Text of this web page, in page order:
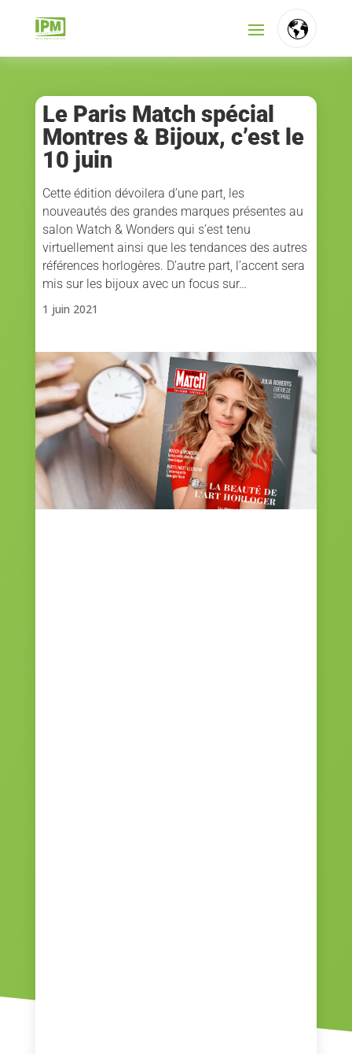
EN
Le Paris Match spécial
Montres & Bijoux, c’est le
10 juin
Cette édition dévoilera d’une part, les
nouveautés des grandes marques présentes au
salon Watch & Wonders qui s’est tenu
virtuellement ainsi que les tendances des autres
références horlogères. D’autre part, l’accent sera
mis sur les bijoux avec un focus sur…
1 juin 2021